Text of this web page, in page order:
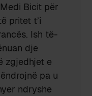
Bicit për
pritet t’i
Ish të-
dje
zgjedhjet e
pa u
ndryshe